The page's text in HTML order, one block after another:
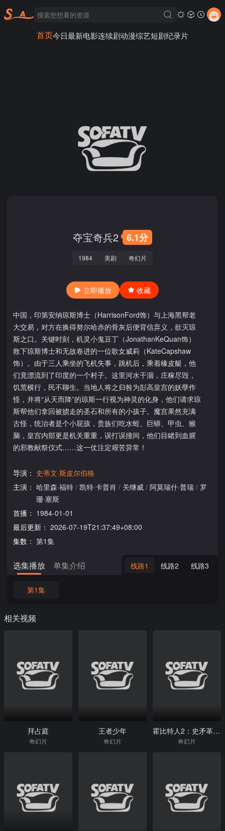
首页今日最新电影连续剧动漫综艺短剧纪录片
夺宝奇兵2 6.1分
1984 美剧 奇幻片
立即播放 收藏
中国，印第安纳琼斯博士（HarrisonFord饰）与上海黑帮老
大交易，对方在换得努尔哈赤的骨灰后便背信弃义，欲灭琼
斯之口。关键时刻，机灵小鬼豆丁（JonathanKeQuan饰）
救下琼斯博士和无故卷进的一位歌女威莉（KateCapshaw
饰）。由于三人乘坐的飞机失事，跳机后，乘着橡皮艇，他
们竟漂流到了印度的一个村子。这里河水干涸，庄稼尽毁，
饥荒横行，民不聊生。当地人将之归咎为彭高皇宫的妖孽作
怪，并将“从天而降”的琼斯一行视为神灵的化身，他们请求琼
斯帮他们拿回被掳走的圣石和所有的小孩子。魔宫果然充满
古怪，统治者是个小屁孩，贵族们吃水蛭、巨蟒、甲虫、猴
脑，皇宫内部更是机关重重，误打误撞间，他们目睹到血腥
的邪教献祭仪式……这一仗注定艰苦异常！
导演： 史蒂文·斯皮尔伯格
主演： 哈里森·福特 / 凯特·卡普肖 / 关继威 / 阿莫瑞什·普瑞 / 罗
珊·塞斯
首播： 1984-01-01
最后更新： 2026-07-19T21:37:49+08:00
集数： 第1集
选集播放 单集介绍 线路1 线路2 线路3
第1集
相关视频
拜占庭
奇幻片
王者少年
奇幻片
霍比特人2：史矛革之战
奇幻片